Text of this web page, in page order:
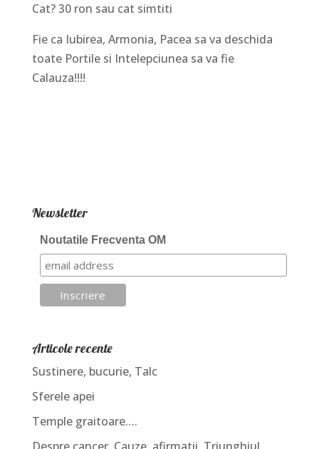
Cat? 30 ron sau cat simtiti
Fie ca Iubirea, Armonia, Pacea sa va deschida
toate Portile si Intelepciunea sa va fie
Calauza!!!!
Newsletter
Noutatile Frecventa OM
Articole recente
Sustinere, bucurie, Talc
Sferele apei
Temple graitoare….